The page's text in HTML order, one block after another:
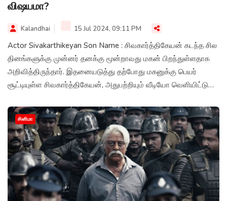
விஷயமா?
Kalandhai 15 Jul 2024, 09:11 PM
Actor Sivakarthikeyan Son Name : சிவகார்த்திகேயன் கடந்த சில
தினங்களுக்கு முன்னர் தனக்கு மூன்றாவது மகன் பிறந்துள்ளதாக
அறிவித்திருந்தார். இதனையடுத்து தற்போது மகனுக்கு பெயர்
சூட்டியுள்ள சிவகார்த்திகேயன், அதுபற்றியும் வீடியோ வெளியிட்டு
சினிமா